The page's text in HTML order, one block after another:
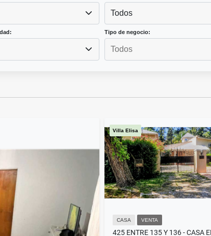
Todos
Tipo de negocio:
Villa Elisa
CASA VENTA